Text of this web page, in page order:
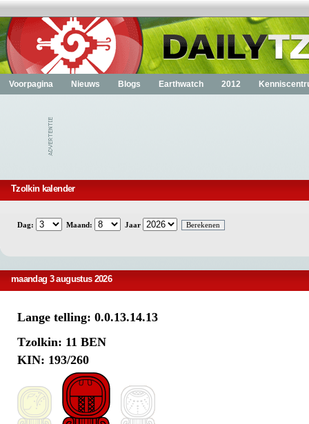
Voorpagina Nieuws Blogs Earthwatch 2012
Tzolkin kalender
Dag: Maand: Jaar
maandag 3 augustus 2026
Lange telling: 0.0.13.14.13
Tzolkin: 11 BEN
KIN: 193/260